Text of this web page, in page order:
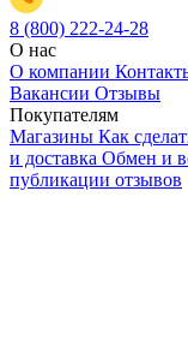
8 (800) 222-24-28
О нас
О компании
Вакансии Отзывы
Покупателям
Магазины Как
и доставка Обмен и
публикации отзывов